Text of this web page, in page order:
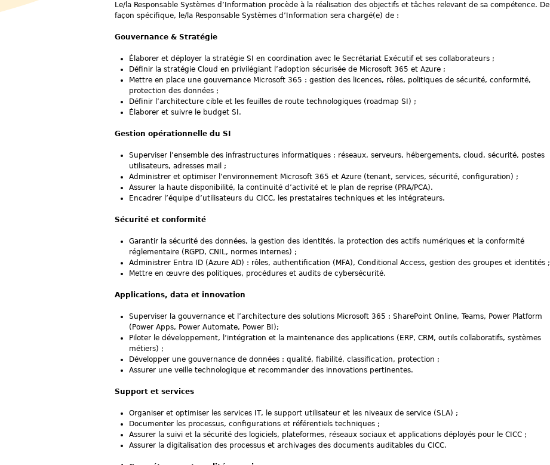
Le/la Responsable Systèmes d’Information procède à la réalisation des objectifs et tâches relevant de sa compétence. De
façon spécifique, le/la Responsable Systèmes d’Information sera chargé(e) de :
Gouvernance & Stratégie
Élaborer et déployer la stratégie SI en coordination avec le Secrétariat Exécutif et ses collaborateurs ;
Définir la stratégie Cloud en privilégiant l’adoption sécurisée de Microsoft 365 et Azure ;
Mettre en place une gouvernance Microsoft 365 : gestion des licences, rôles, politiques de sécurité, conformité,
protection des données ;
Définir l’architecture cible et les feuilles de route technologiques (roadmap SI) ;
Élaborer et suivre le budget SI.
Gestion opérationnelle du SI
Superviser l’ensemble des infrastructures informatiques : réseaux, serveurs, hébergements, cloud, sécurité, postes
utilisateurs, adresses mail ;
Administrer et optimiser l’environnement Microsoft 365 et Azure (tenant, services, sécurité, configuration) ;
Assurer la haute disponibilité, la continuité d’activité et le plan de reprise (PRA/PCA).
Encadrer l’équipe d’utilisateurs du CICC, les prestataires techniques et les intégrateurs.
Sécurité et conformité
Garantir la sécurité des données, la gestion des identités, la protection des actifs numériques et la conformité
réglementaire (RGPD, CNIL, normes internes) ;
Administrer Entra ID (Azure AD) : rôles, authentification (MFA), Conditional Access, gestion des groupes et identités ;
Mettre en œuvre des politiques, procédures et audits de cybersécurité.
Applications, data et innovation
Superviser la gouvernance et l’architecture des solutions Microsoft 365 : SharePoint Online, Teams, Power Platform
(Power Apps, Power Automate, Power BI);
Piloter le développement, l’intégration et la maintenance des applications (ERP, CRM, outils collaboratifs, systèmes
métiers) ;
Développer une gouvernance de données : qualité, fiabilité, classification, protection ;
Assurer une veille technologique et recommander des innovations pertinentes.
Support et services
Organiser et optimiser les services IT, le support utilisateur et les niveaux de service (SLA) ;
Documenter les processus, configurations et référentiels techniques ;
Assurer la suivi et la sécurité des logiciels, plateformes, réseaux sociaux et applications déployés pour le CICC ;
Assurer la digitalisation des processus et archivages des documents auditables du CICC.